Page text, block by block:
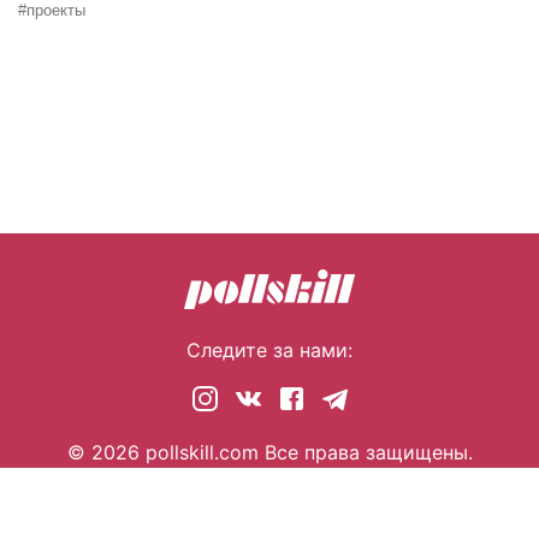
#проекты
Следите за нами:
© 2026 pollskill.com Все права защищены.